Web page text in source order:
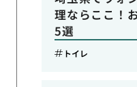
理ならここ！
5選
トイレ